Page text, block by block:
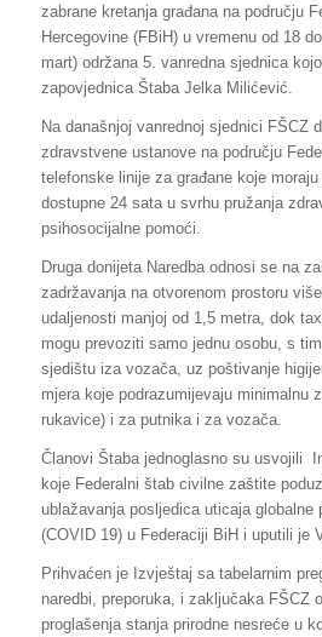
zabrane kretanja građana na području
Hercegovine (FBiH) u vremenu od 18
mart) održana 5. vanredna sjednica
zapovjednica Štaba Jelka Milićević.
Na današnjoj vanrednoj sjednici FŠCZ
zdravstvene ustanove na području
telefonske linije za građane koje
dostupne 24 sata u svrhu pružanja
psihosocijalne pomoći.
Druga donijeta Naredba odnosi se na
zadržavanja na otvorenom prostoru
udaljenosti manjoj od 1,5 metra, dok
mogu prevoziti samo jednu osobu, s
sjedištu iza vozača, uz poštivanje
mjera koje podrazumijevaju minimalnu
rukavice) i za putnika i za vozača.
Članovi Štaba jednoglasno su usvojili
koje Federalni štab civilne zaštite
ublažavanja posljedica uticaja globalne
(COVID 19) u Federaciji BiH i uputili je
Prihvaćen je Izvještaj sa tabelarnim
naredbi, preporuka, i zaključaka FŠCZ
proglašenja stanja prirodne nesreće u